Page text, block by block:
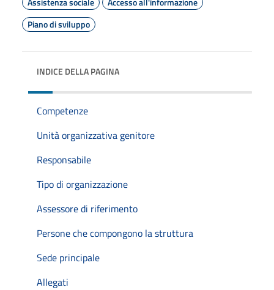
Piano di sviluppo
INDICE DELLA PAGINA
Competenze
Unità organizzativa genitore
Responsabile
Tipo di organizzazione
Assessore di riferimento
Persone che compongono la struttura
Sede principale
Allegati